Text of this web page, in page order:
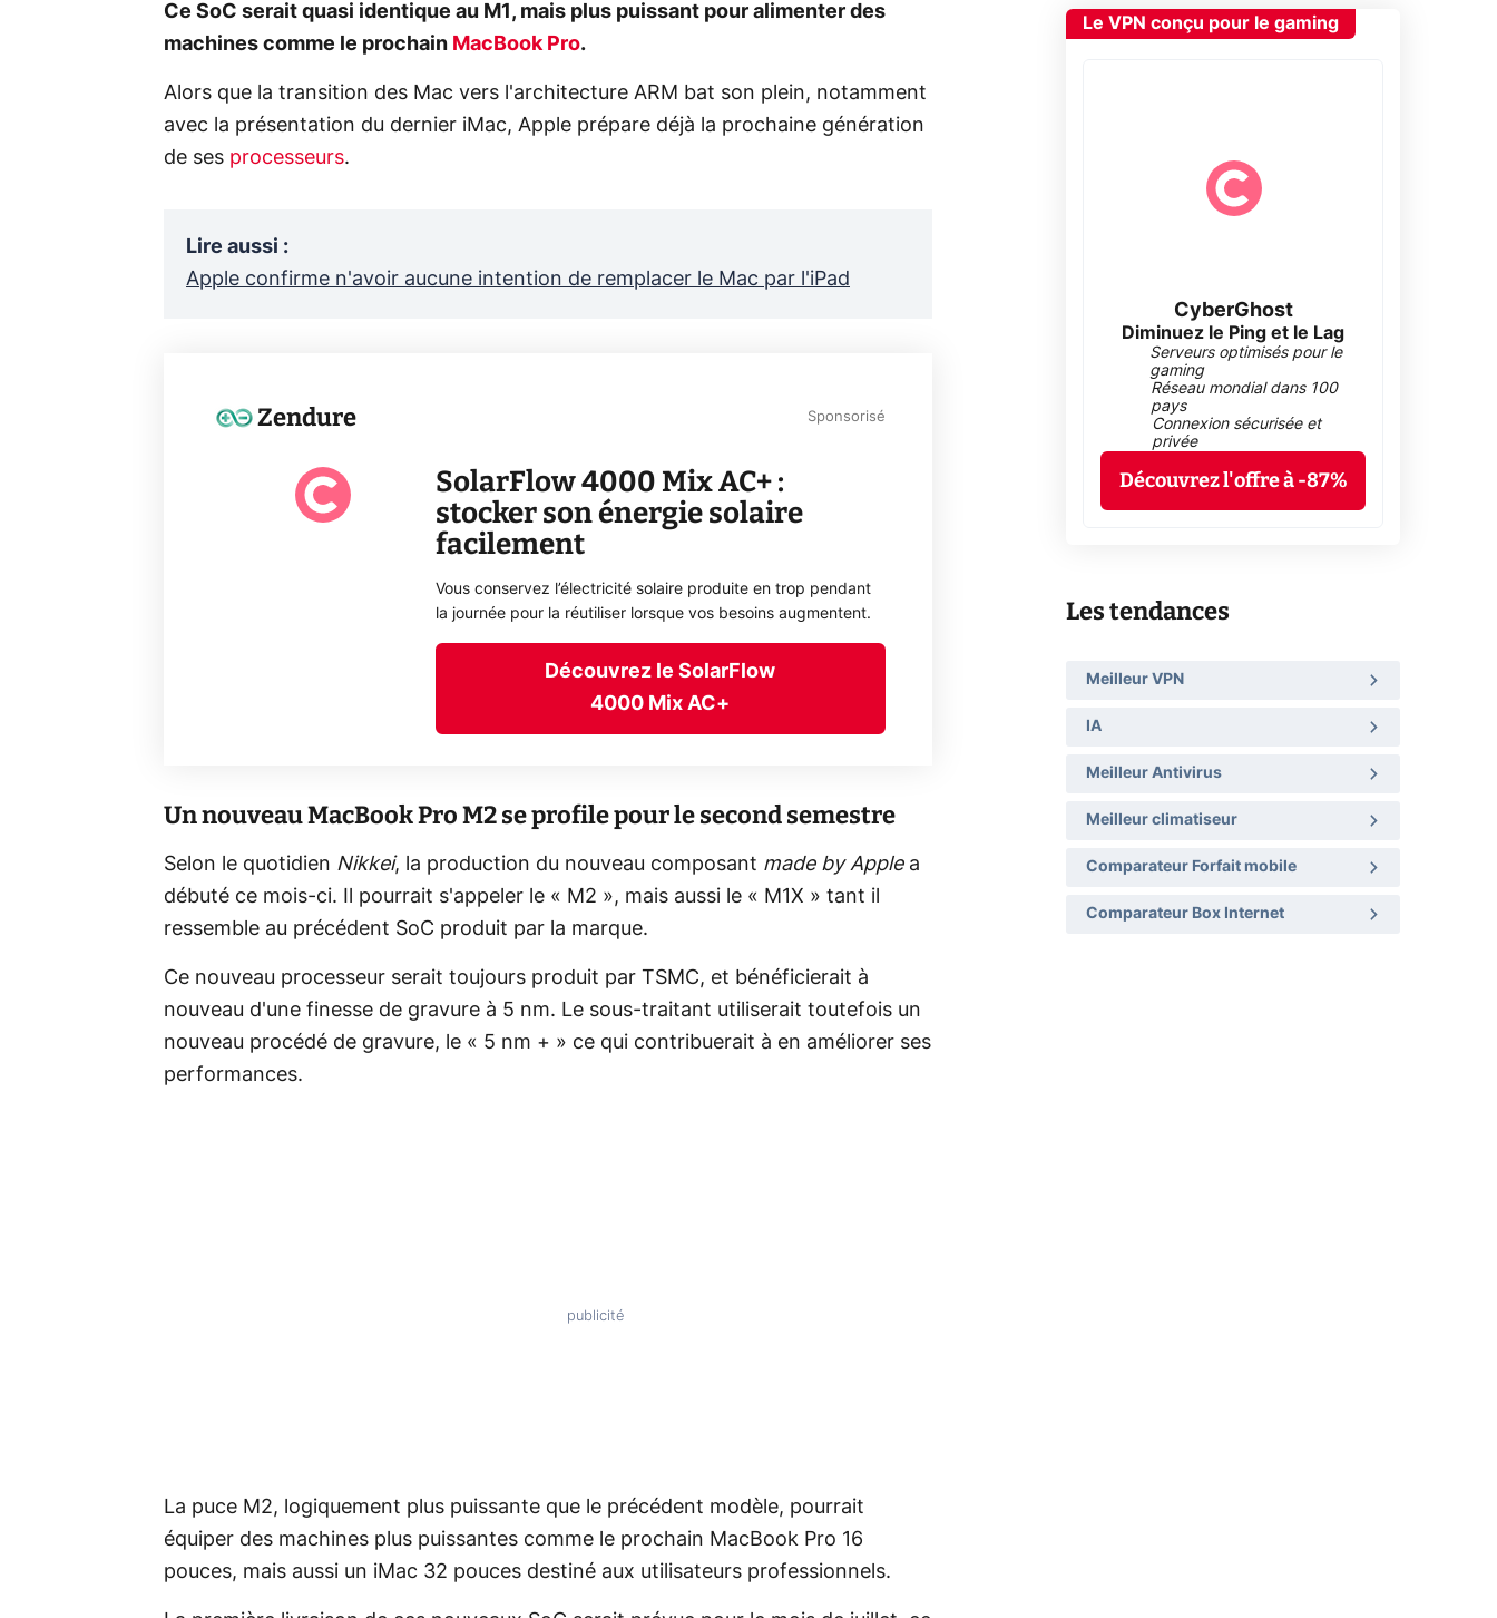
Ce SoC serait quasi identique au M1, mais plus puissant pour alimenter des
machines comme le prochain MacBook Pro.
Alors que la transition des Mac vers l'architecture ARM bat son plein, notamment
avec la présentation du dernier iMac, Apple prépare déjà la prochaine génération
de ses processeurs.
Lire aussi :
Apple confirme n'avoir aucune intention de remplacer le Mac par l'iPad
Zendure Sponsorisé
SolarFlow 4000 Mix AC+ :
stocker son énergie solaire
facilement
Vous conservez l’électricité solaire produite en trop pendant
la journée pour la réutiliser lorsque vos besoins augmentent.
Découvrez le SolarFlow
4000 Mix AC+
Un nouveau MacBook Pro M2 se profile pour le second semestre
Selon le quotidien Nikkei, la production du nouveau composant made by Applea
débuté ce mois-ci. Il pourrait s'appeler le « M2 », mais aussi le « M1X » tant il
ressemble au précédent SoC produit par la marque.
Ce nouveau processeur serait toujours produit par TSMC, et bénéficierait à
nouveau d'une finesse de gravure à 5 nm. Le sous-traitant utiliserait toutefois un
nouveau procédé de gravure, le « 5 nm + » ce qui contribuerait à en améliorer ses
performances.
La puce M2, logiquement plus puissante que le précédent modèle, pourrait
équiper des machines plus puissantes comme le prochain MacBook Pro 16
pouces, mais aussi un iMac 32 pouces destiné aux utilisateurs professionnels.
Le VPN conçu pour le gaming
CyberGhost
Diminuez le Ping et le Lag
Serveurs optimisés pour le
gaming
Réseau mondial dans 100
pays
Connexion sécurisée et
privée
Découvrez l'offre à -87%
Les tendances
Meilleur VPN
IA
Meilleur Antivirus
Meilleur climatiseur
Comparateur Forfait mobile
Comparateur Box Internet